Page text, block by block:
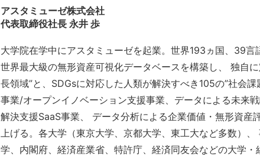
アスタミューゼ株式会社
代表取締役社長 永井 歩
大学院在学中にアスタミューゼを起業。世界193ヵ国、39言
世界最大級の無形資産可視化データベースを構築し、 独自
長領域”と、SDGsに対応した人類が解決すべき105の”社会課
事業/オープンイノベーション支援事業、データによる未来
解決支援SaaS事業、 データ分析による企業価値・無形資産
上げる。各大学（東京大学、京都大学、東工大など多数）、
学、内閣府、経済産業省、特許庁、経済同友会などの大学・